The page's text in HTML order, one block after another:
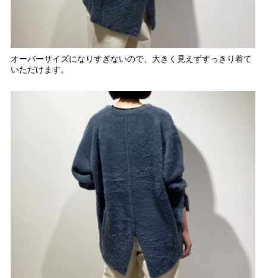
オーバーサイズになりすぎないので、大きく見えずすっきり着て
いただけます。